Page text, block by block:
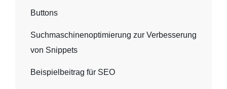
Buttons
Suchmaschinenoptimierung zur Verbesserung
von Snippets
Beispielbeitrag für SEO